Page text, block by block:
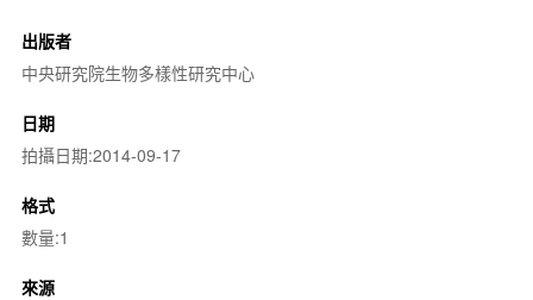
出版者
中央研究院生物多樣性研究中心
日期
拍攝日期:2014-09-17
格式
數量:1
來源